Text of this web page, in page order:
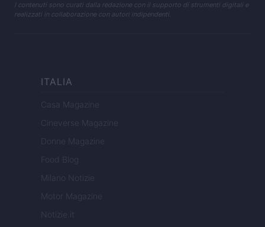
I contenuti sono curati dalla redazione con il supporto di strumenti digitali e
realizzati in collaborazione con autori indipendenti.
ITALIA
Casa Magazine
Cineverse Magazine
Donne Magazine
Food Blog
Milano Notizie
Motor Magazine
Notizie.it